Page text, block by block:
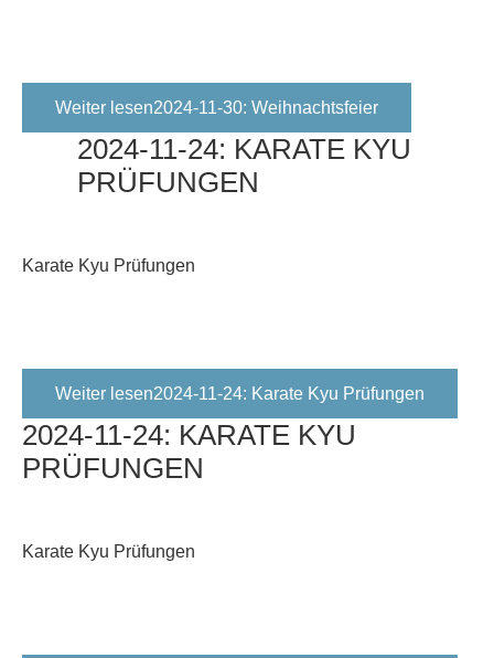
Weiter lesen2024-11-30: Weihnachtsfeier
2024-11-24: KARATE KYU
PRÜFUNGEN
Karate Kyu Prüfungen
Weiter lesen2024-11-24: Karate Kyu Prüfungen
2024-11-24: KARATE KYU
PRÜFUNGEN
Karate Kyu Prüfungen